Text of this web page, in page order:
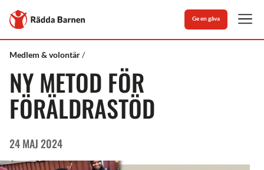
Till
Rädda
Barnens
Ge en gåva
Rädda
Medlem & volontär
Föräldrastöd
NY METOD FÖR
FÖRÄLDRASTÖD
24 MAJ 2024